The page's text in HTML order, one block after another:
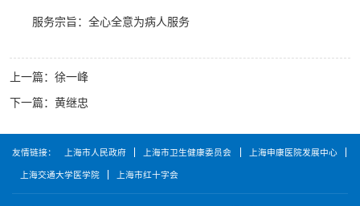
服务宗旨：全心全意为病人服务
上一篇： 徐一峰
下一篇： 黄继忠
友情链接： 上海市人民政府 上海市卫生健康委员会 上海申康医院发展中心
上海交通大学医学院 上海市红十字会